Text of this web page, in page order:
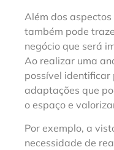
Além dos
também pode
negócio que será
Ao realizar uma
possível identificar
adaptações que
o espaço e
Por exemplo, a
necessidade de